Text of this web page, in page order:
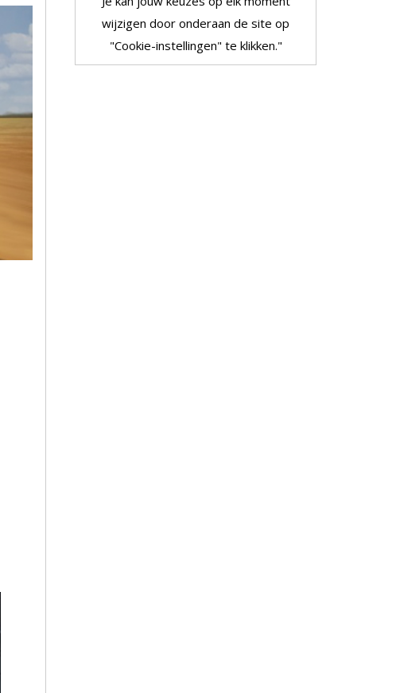
wijzigen door onderaan de site op
"Cookie-instellingen" te klikken."